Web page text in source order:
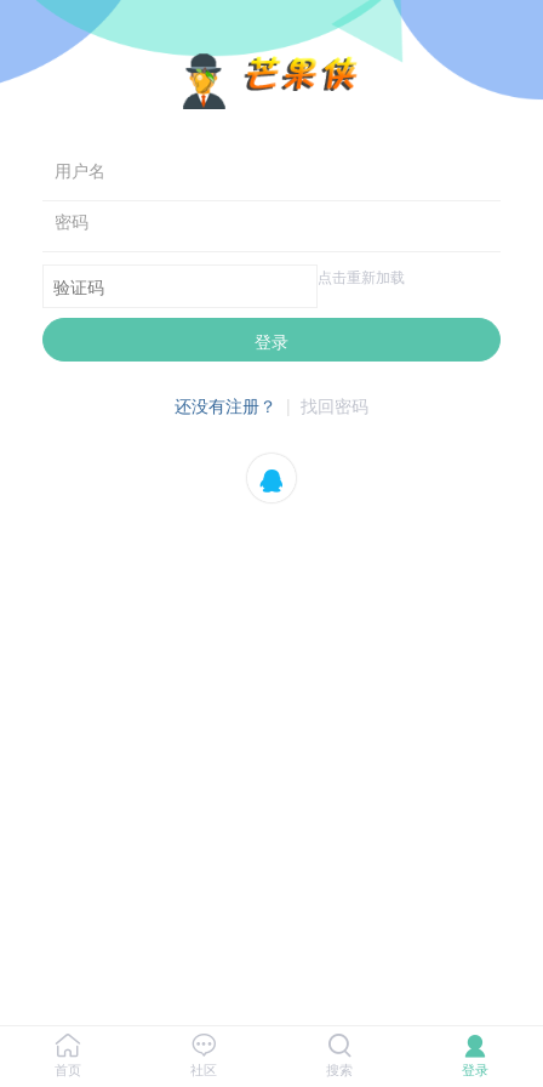
用户名
密码
点击重新加载
登录
还没有注册？ | 找回密码
首页 社区 搜索 登录